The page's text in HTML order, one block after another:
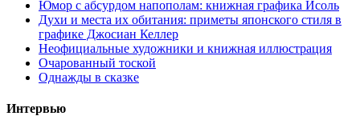
Юмор с абсурдом напополам: книжная графика Исоль
Духи и места их обитания: приметы японского стиля в
графике Джосиан Келлер
Неофициальные художники и книжная иллюстрация
Очарованный тоской
Однажды в сказке
Интервью